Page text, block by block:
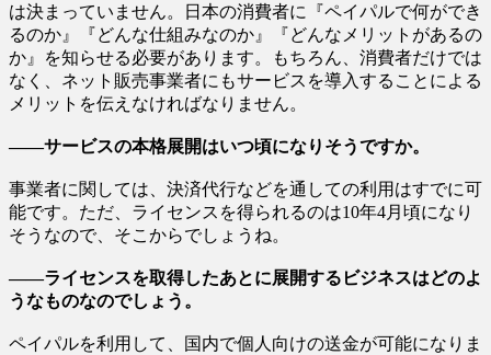
は決まっていません。日本の消費者に『ペイパルで何ができ
るのか』『どんな仕組みなのか』『どんなメリットがあるの
か』を知らせる必要があります。もちろん、消費者だけでは
なく、ネット販売事業者にもサービスを導入することによる
メリットを伝えなければなりません。
――サービスの本格展開はいつ頃になりそうですか。
事業者に関しては、決済代行などを通しての利用はすでに可
能です。ただ、ライセンスを得られるのは10年4月頃になり
そうなので、そこからでしょうね。
――ライセンスを取得したあとに展開するビジネスはどのよ
うなものなのでしょう。
ペイパルを利用して、国内で個人向けの送金が可能になりま